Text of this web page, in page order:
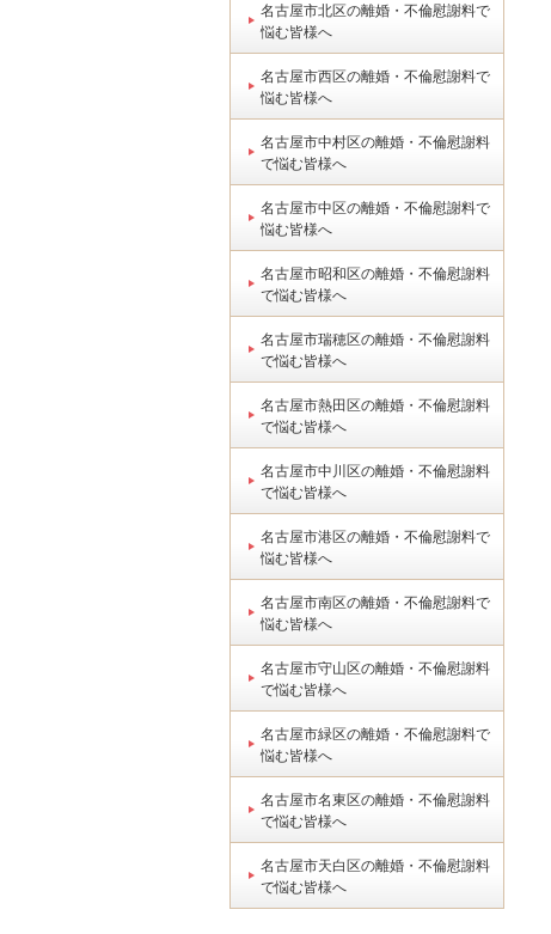
名古屋市北区の離婚・不倫慰謝料で
悩む皆様へ
名古屋市西区の離婚・不倫慰謝料で
悩む皆様へ
名古屋市中村区の離婚・不倫慰謝料
で悩む皆様へ
名古屋市中区の離婚・不倫慰謝料で
悩む皆様へ
名古屋市昭和区の離婚・不倫慰謝料
で悩む皆様へ
名古屋市瑞穂区の離婚・不倫慰謝料
で悩む皆様へ
名古屋市熱田区の離婚・不倫慰謝料
で悩む皆様へ
名古屋市中川区の離婚・不倫慰謝料
で悩む皆様へ
名古屋市港区の離婚・不倫慰謝料で
悩む皆様へ
名古屋市南区の離婚・不倫慰謝料で
悩む皆様へ
名古屋市守山区の離婚・不倫慰謝料
で悩む皆様へ
名古屋市緑区の離婚・不倫慰謝料で
悩む皆様へ
名古屋市名東区の離婚・不倫慰謝料
で悩む皆様へ
名古屋市天白区の離婚・不倫慰謝料
で悩む皆様へ